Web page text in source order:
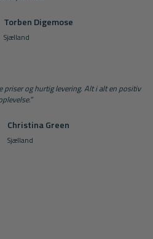
Torben Digemose
Sjælland
priser og hurtig levering. Alt i alt en positiv
Christina Green
Sjælland